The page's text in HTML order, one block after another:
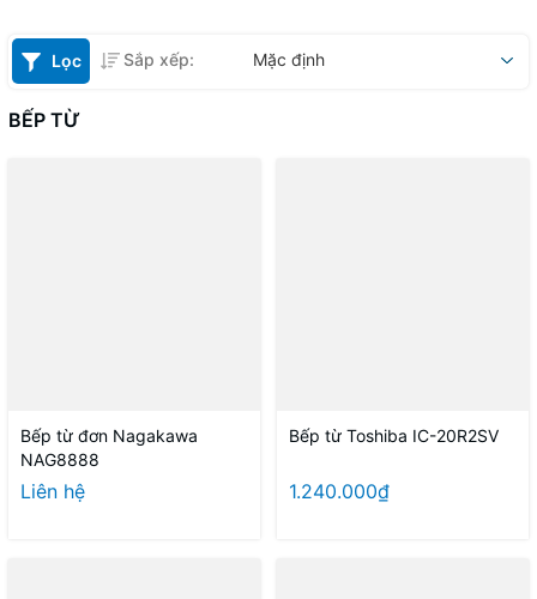
Lọc Sắp xếp: Mặc định
BẾP TỪ
Bếp từ đơn Nagakawa
NAG8888
Liên hệ
Bếp từ Toshiba IC-20R2SV
1.240.000₫